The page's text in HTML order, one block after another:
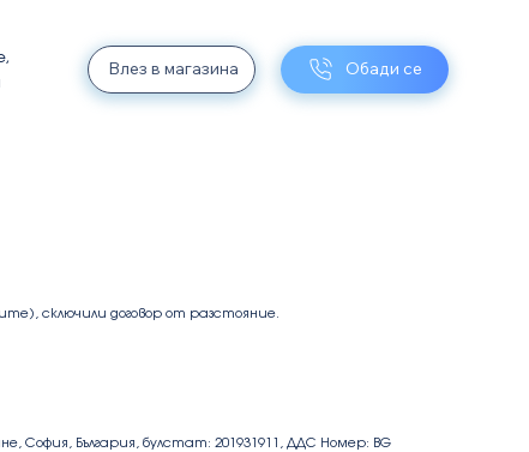
Влез в магазина Обади се
сключили договор от разстояние.
София, България, булстат: 201931911, ДДС Номер: BG